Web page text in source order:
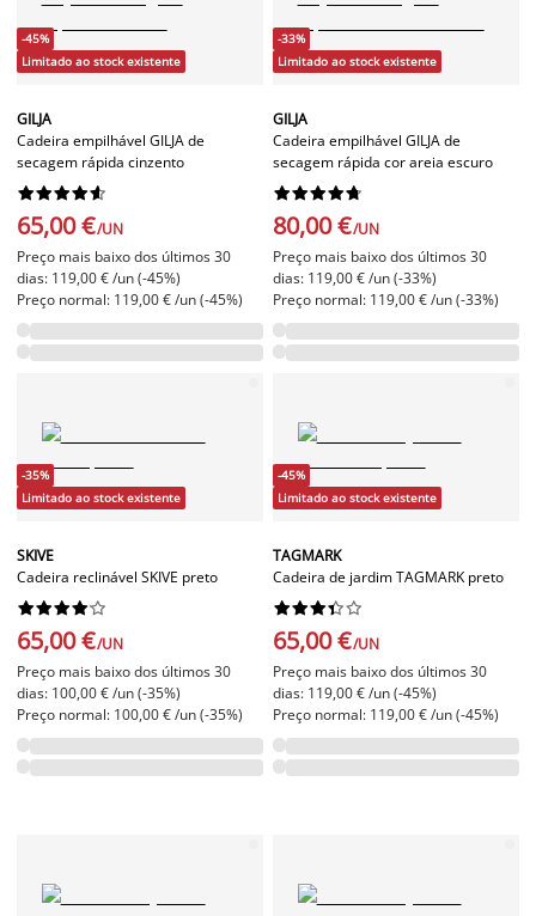
-45%
Limitado ao stock existente
GILJA
Cadeira empilhável GILJA de
secagem rápida cinzento






65,00 €/UN
Preço mais baixo dos últimos 30
dias: 119,00 € /un (-45%)
Preço normal: 119,00 € /un (-45%)
-33%
Limitado ao stock existente
GILJA
Cadeira empilhável GILJA de
secagem rápida cor areia escuro






80,00 €/UN
Preço mais baixo dos últimos 30
dias: 119,00 € /un (-33%)
Preço normal: 119,00 € /un (-33%)
-35%
Limitado ao stock existente
SKIVE
Cadeira reclinável SKIVE preto






65,00 €/UN
Preço mais baixo dos últimos 30
dias: 100,00 € /un (-35%)
Preço normal: 100,00 € /un (-35%)
-45%
Limitado ao stock existente
TAGMARK
Cadeira de jardim TAGMARK preto






65,00 €/UN
Preço mais baixo dos últimos 30
dias: 119,00 € /un (-45%)
Preço normal: 119,00 € /un (-45%)